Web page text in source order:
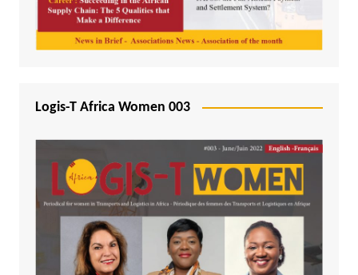
Logis-T Africa Women 003